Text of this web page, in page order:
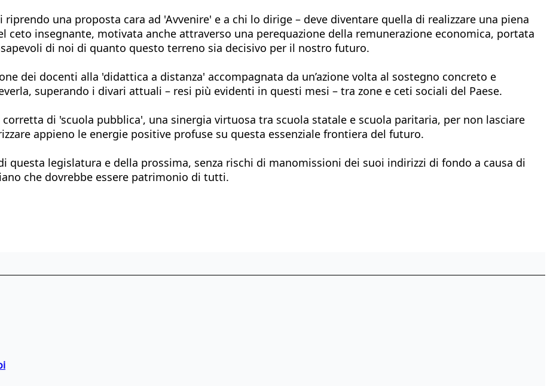
una proposta cara ad 'Avvenire' e a chi lo dirige – deve diventare quella di realizzare una piena
ceto insegnante, motivata anche attraverso una perequazione della remunerazione economica, portata
di noi di quanto questo terreno sia decisivo per il nostro futuro.
dei docenti alla 'didattica a distanza' accompagnata da un’azione volta al sostegno concreto e
superando i divari attuali – resi più evidenti in questi mesi – tra zone e ceti sociali del Paese.
di 'scuola pubblica', una sinergia virtuosa tra scuola statale e scuola paritaria, per non lasciare
appieno le energie positive profuse su questa essenziale frontiera del futuro.
questa legislatura e della prossima, senza rischi di manomissioni dei suoi indirizzi di fondo a causa di
che dovrebbe essere patrimonio di tutti.